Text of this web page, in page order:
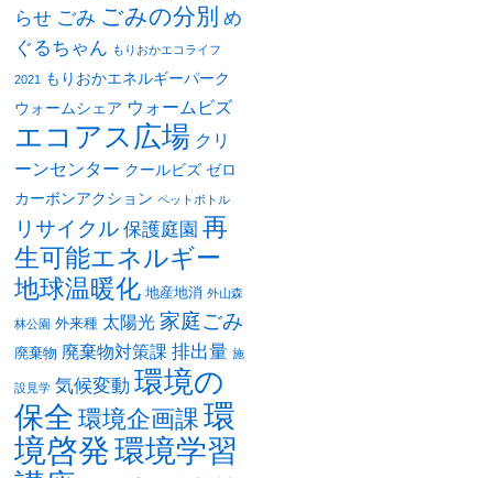
らせ ごみ ごみの分別 め
ぐるちゃん もりおかエコライフ
2021
もりおかエネルギーパーク
ウォームシェア ウォームビズ
エコアス広場 クリ
ーンセンター クールビズ ゼロ
カーボンアクション ペットボトル
リサイクル 保護庭園 再
生可能エネルギー
地球温暖化 地産地消 外山森
林公園 外来種 太陽光 家庭ごみ
廃棄物 廃棄物対策課 排出量 施
設見学 気候変動 環境の
保全 環境企画課 環
境啓発環境学習